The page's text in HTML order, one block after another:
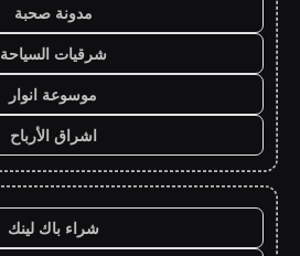
مدونة صحبة
شرقيات السياحة
موسوعة انوار
اشراق الأرباح
شراء باك لينك